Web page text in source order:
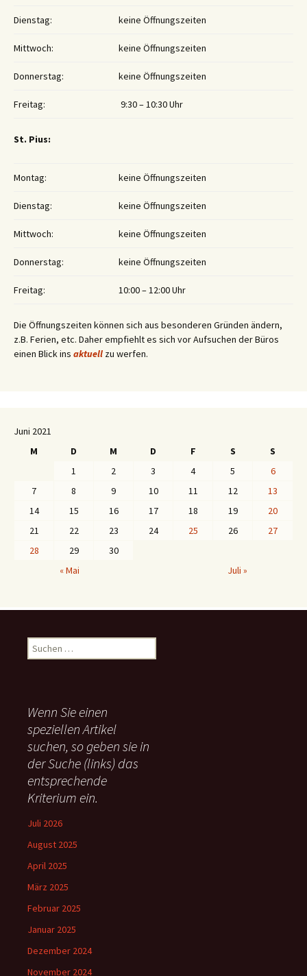
Dienstag: keine Öffnungszeiten
Mittwoch: keine Öffnungszeiten
Donnerstag: keine Öffnungszeiten
Freitag: 9:30 – 10:30 Uhr
St. Pius:
Montag: keine Öffnungszeiten
Dienstag: keine Öffnungszeiten
Mittwoch: keine Öffnungszeiten
Donnerstag: keine Öffnungszeiten
Freitag: 10:00 – 12:00 Uhr
Die Öffnungszeiten können sich aus besonderen Gründen ändern,
z.B. Ferien, etc. Daher empfiehlt es sich vor Aufsuchen der Büros
einen Blick ins aktuell zu werfen.
Juni 2021
M
D M D F S
S
1
2 3 4 5
6
7
8 9 10 11 12
13
14
15 16 17 18 19
20
21
22 23 24 25 26
27
28
29
30
« Mai
Juli »
u
n
n
a
c
:
Wenn Sie einen
speziellen Artikel
suchen, so geben sie in
der Suche (links) das
entsprechende
Kriterium ein.
Juli 2026
August 2025
April 2025
März 2025
Februar 2025
Januar 2025
Dezember 2024
November 2024